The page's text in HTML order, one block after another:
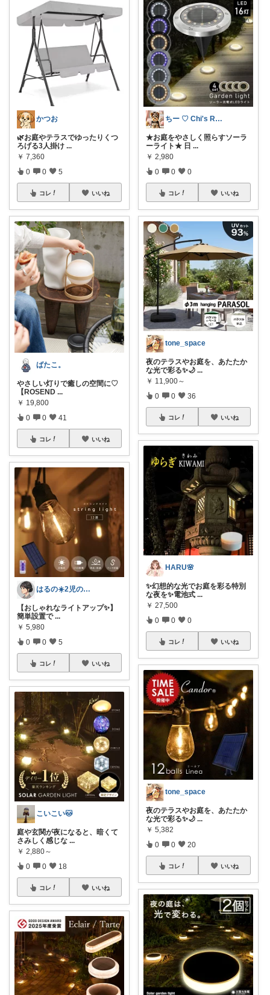
かつお
🌿お庭やテラスでゆったりくつ
ろげる3人掛け ...
￥ 7,360
0 0 5
コレ いいね
ばたこ。
やさしい灯りで癒しの空間に♡
【ROSEND ...
￥ 19,800
0 0 41
コレ いいね
はるの☀️2児のママ𓂃◌𓈒𓐍
【おしゃれなライトアップ✨】
簡単設置で ...
￥ 5,980
0 0 5
コレ いいね
こいこい🐱
庭や玄関が夜になると、暗くて
さみしく感じな ...
￥ 2,880～
0 0 18
コレ いいね
ちー ♡ Chi's Room
★お庭をやさしく照らすソーラ
ーライト★ 日 ...
￥ 2,980
0 0 0
コレ いいね
tone_space
夜のテラスやお庭を、あたたか
な光で彩る✨🌙 ...
￥ 11,900～
0 0 36
コレ いいね
HARU🌸
✨幻想的な光でお庭を彩る特別
な夜を✨電池式 ...
￥ 27,500
0 0 0
コレ いいね
tone_space
夜のテラスやお庭を、あたたか
な光で彩る✨🌙 ...
￥ 5,382
0 0 20
コレ いいね